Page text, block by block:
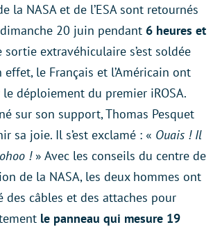
la NASA et de l’ESA sont retournés
dimanche 20 juin pendant 6 heures et
sortie extravéhiculaire s’est soldée
effet, le Français et l’Américain ont
déploiement du premier iROSA.
sur son support, Thomas Pesquet
sa joie. Il s’est exclamé : « Ouais ! Il
!» Avec les conseils du centre de
de la NASA, les deux hommes ont
câbles et des attaches pour
le panneau qui mesure 19